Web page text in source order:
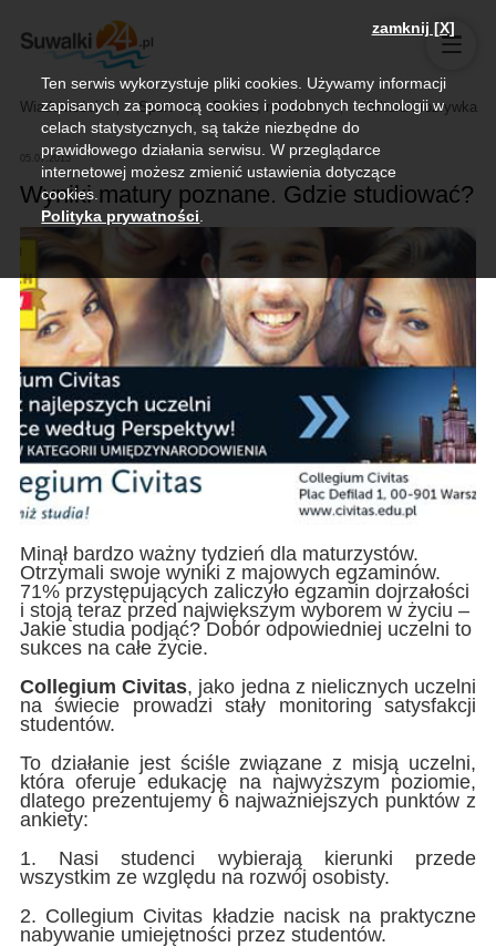
Wiadomości Sport Biznes, rolnictwo Kultura i rozrywka
05.07.2015
Wyniki matury poznane. Gdzie studiować?
Minął bardzo ważny tydzień dla maturzystów.
Otrzymali swoje wyniki z majowych egzaminów.
71% przystępujących zaliczyło egzamin dojrzałości
i stoją teraz przed największym wyborem w życiu –
Jakie studia podjąć? Dobór odpowiedniej uczelni to
sukces na całe życie.
Collegium Civitas, jako jedna z nielicznych uczelni
na świecie prowadzi stały monitoring satysfakcji
studentów.
To działanie jest ściśle związane z misją uczelni,
która oferuje edukację na najwyższym poziomie,
dlatego prezentujemy 6 najważniejszych punktów z
ankiety:
1. Nasi studenci wybierają kierunki przede
wszystkim ze względu na rozwój osobisty.
2. Collegium Civitas kładzie nacisk na praktyczne
nabywanie umiejętności przez studentów.
zamknij [X]
Ten serwis wykorzystuje pliki cookies. Używamy informacji
zapisanych za pomocą cookies i podobnych technologii w
celach statystycznych, są także niezbędne do
prawidłowego działania serwisu. W przeglądarce
internetowej możesz zmienić ustawienia dotyczące
cookies.
Polityka prywatności